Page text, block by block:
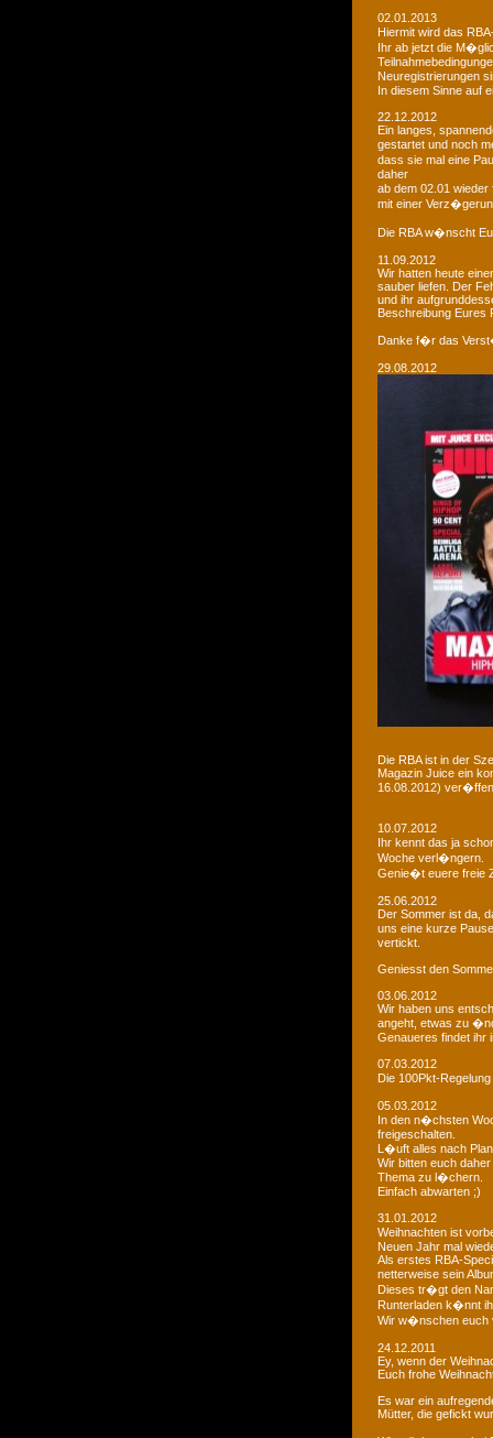
02.01.2013
Hiermit wird das
Ihr ab jetzt die
Neuregistrierungen
In diesem Sinne auf
22.12.2012
Ein langes,
gestartet und noch
dass sie mal eine
daher
ab dem 02.01
mit einer
Die RBA w�nscht
11.09.2012
Wir hatten heute
sauber liefen. Der
und ihr
Beschreibung Eures
Danke f�r das
29.08.2012
Die RBA ist in der
Magazin Juice ein
16.08.2012)
10.07.2012
Ihr kennt das ja
Woche verl�ngern.
Genie�t euere freie
25.06.2012
Der Sommer ist da,
uns eine kurze
vertickt.
Geniesst den
03.06.2012
Wir haben uns
angeht, etwas zu
Genaueres findet ihr
07.03.2012
Die 100Pkt-
05.03.2012
In den n�chsten
freigeschalten.
L�uft alles nach
Wir bitten euch
Thema zu l�chern.
Einfach abwarten ;)
31.01.2012
Weihnachten ist
Neuen Jahr mal
Als erstes RBA-
netterweise sein
Dieses tr�gt den
Runterladen k�nnt
Wir w�nschen
24.12.2011
Ey, wenn der
Euch frohe
Es war ein
Mütter, die gefickt